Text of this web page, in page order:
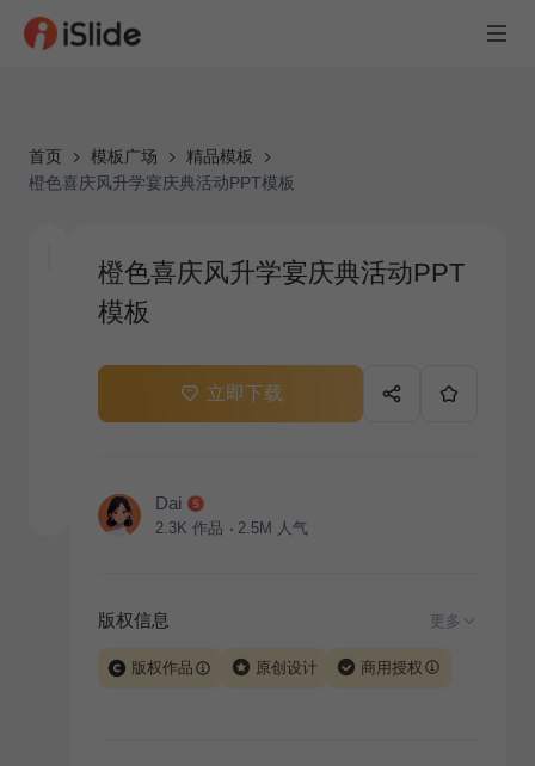
首页 模板广场
精品模板
橙色喜庆风升学宴庆典活动PPT模板
橙色喜庆风升学宴庆典活动PPT
模板
立即下载
Dai
2.3K 作品 2.5M 人气
版权信息 更多
版权作品 原创设计 商用授权